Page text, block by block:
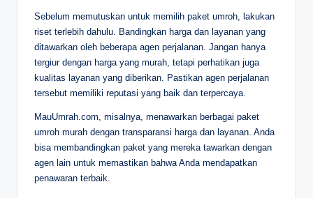
Sebelum memutuskan untuk memilih paket umroh, lakukan
riset terlebih dahulu. Bandingkan harga dan layanan yang
ditawarkan oleh beberapa agen perjalanan. Jangan hanya
tergiur dengan harga yang murah, tetapi perhatikan juga
kualitas layanan yang diberikan. Pastikan agen perjalanan
tersebut memiliki reputasi yang baik dan terpercaya.
MauUmrah.com, misalnya, menawarkan berbagai paket
umroh murah dengan transparansi harga dan layanan. Anda
bisa membandingkan paket yang mereka tawarkan dengan
agen lain untuk memastikan bahwa Anda mendapatkan
penawaran terbaik.